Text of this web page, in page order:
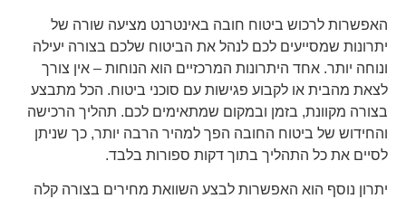
האפשרות לרכוש ביטוח חובה באינטרנט מציעה שורה של
יתרונות שמסייעים לכם לנהל את הביטוח שלכם בצורה יעילה
ונוחה יותר. אחד היתרונות המרכזיים הוא הנוחות – אין צורך
לצאת מהבית או לקבוע פגישות עם סוכני ביטוח. הכל מתבצע
בצורה מקוונת, בזמן ובמקום שמתאימים לכם. תהליך הרכישה
והחידוש של ביטוח החובה הפך למהיר הרבה יותר, כך שניתן
לסיים את כל התהליך בתוך דקות ספורות בלבד.
יתרון נוסף הוא האפשרות לבצע השוואת מחירים בצורה קלה